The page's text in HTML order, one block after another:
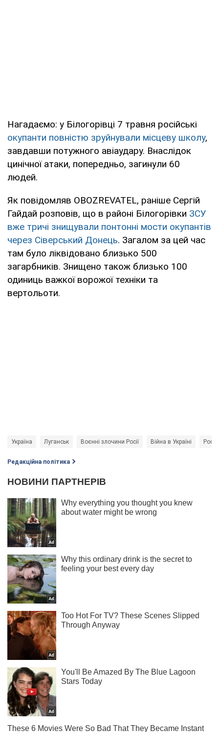
Нагадаємо: у Білогорівці 7 травня російські
окупанти повністю зруйнували місцеву школу,
завдавши потужного авіаудару. Внаслідок
цинічної атаки, попередньо, загинули 60
людей.
Як повідомляв OBOZREVATEL, раніше Сергій
Гайдай розповів, що в районі Білогорівки ЗСУ
вже тричі знищували понтонні мости окупантів
через Сіверський Донець. Загалом за цей час
там було ліквідовано близько 500
загарбників. Знищено також близько 100
одиниць важкої ворожої техніки та
вертольоти.
Україна Луганськ Воєнні злочини Росії Війна в Україні
Редакційна політика